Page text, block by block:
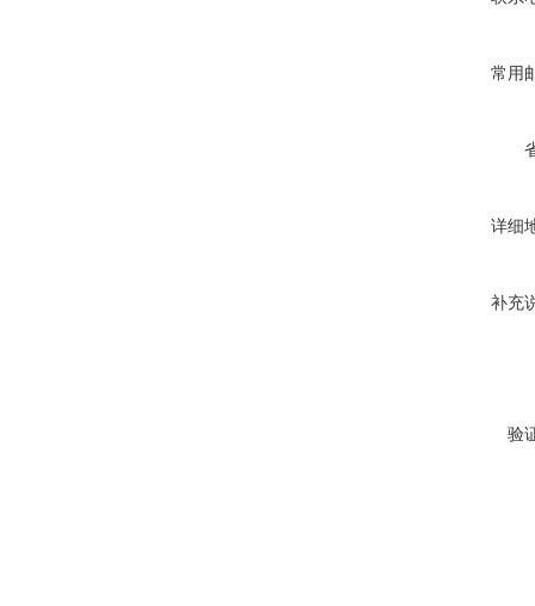
常用
详细
补充
验